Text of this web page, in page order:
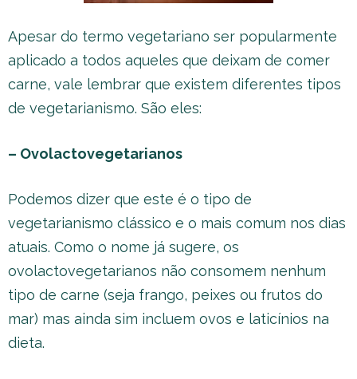
Apesar do termo vegetariano ser popularmente
aplicado a todos aqueles que deixam de comer
carne, vale lembrar que existem diferentes tipos
de vegetarianismo. São eles:
– Ovolactovegetarianos
Podemos dizer que este é o tipo de
vegetarianismo clássico e o mais comum nos dias
atuais. Como o nome já sugere, os
ovolactovegetarianos não consomem nenhum
tipo de carne (seja frango, peixes ou frutos do
mar) mas ainda sim incluem ovos e laticínios na
dieta.